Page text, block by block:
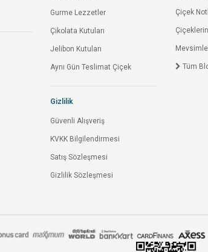
Gurme Lezzetler
Çikolata Kutuları
Jelibon Kutuları
Aynı Gün Teslimat Çiçek
Gizlilik
Güvenli Alışveriş
KVKK Bilgilendirmesi
Satış Sözleşmesi
Gizlilik Sözleşmesi
Çiçek
Tüm